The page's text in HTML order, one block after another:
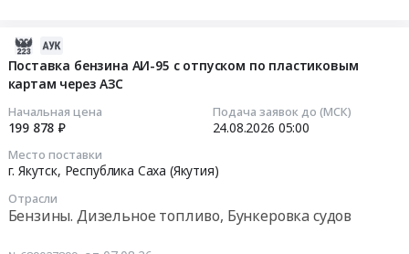
Запчасти для спецтехники
Тара и упаковка
Вентиляционное оборудование и материалы
Поставка бензина АИ-95 с отпуском по пластиковым
картам через АЗС
Начальная цена
199 878 ₽
Подача заявок до (МСК)
24.08.2026 05:00
Место поставки
г. Якутск, Республика Саха (Якутия)
Отрасли
Бензины. Дизельное топливо, Бункеровка судов